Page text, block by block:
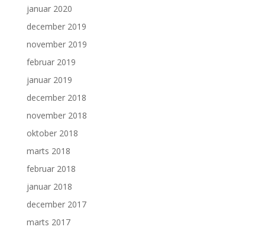
januar 2020
december 2019
november 2019
februar 2019
januar 2019
december 2018
november 2018
oktober 2018
marts 2018
februar 2018
januar 2018
december 2017
marts 2017